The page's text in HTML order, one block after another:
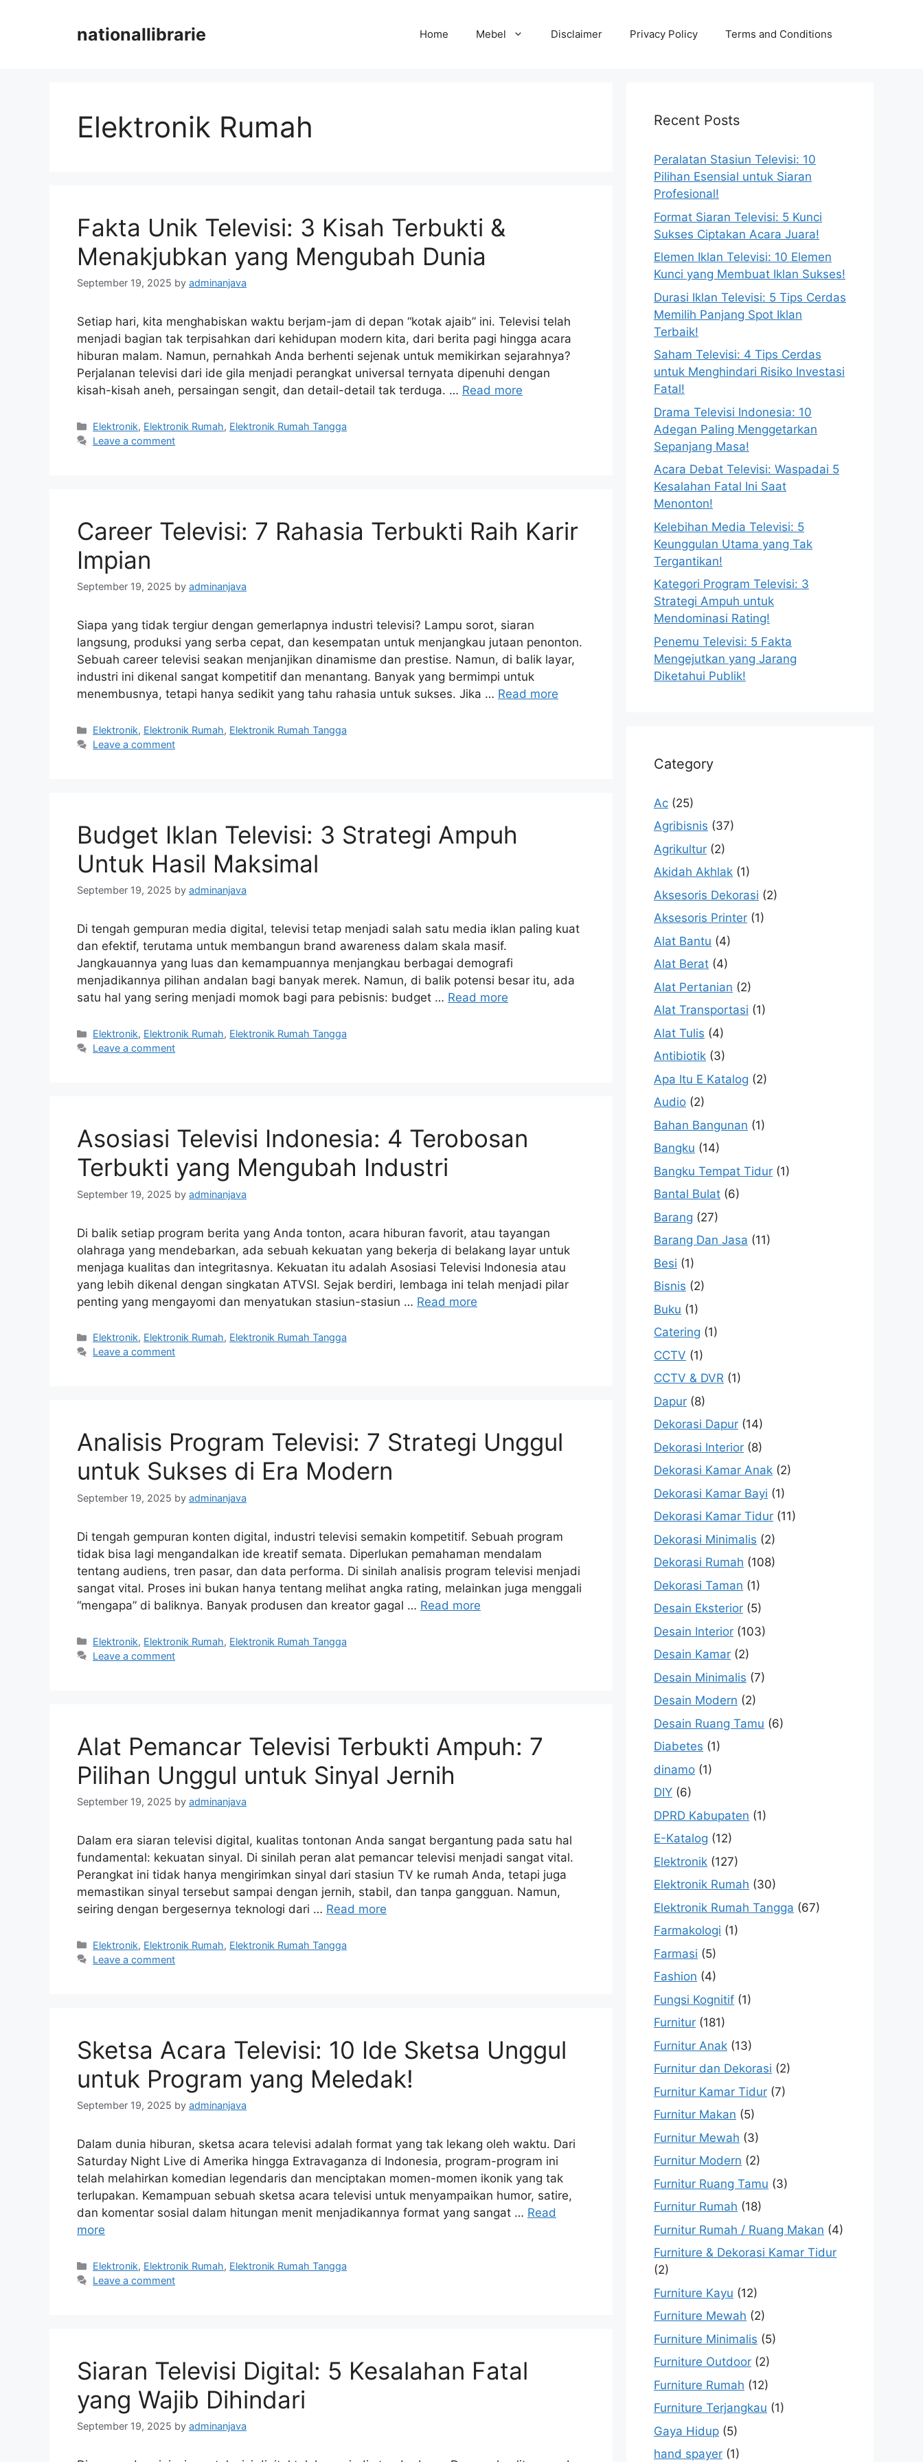
nationallibrarie Home Mebel Disclaimer Privacy Policy Terms and Conditions
Elektronik Rumah
Fakta Unik Televisi: 3 Kisah Terbukti &
Menakjubkan yang Mengubah Dunia
September 19, 2025 by adminanjava
Setiap hari, kita menghabiskan waktu berjam-jam di depan “kotak ajaib” ini. Televisi telah
menjadi bagian tak terpisahkan dari kehidupan modern kita, dari berita pagi hingga acara
hiburan malam. Namun, pernahkah Anda berhenti sejenak untuk memikirkan sejarahnya?
Perjalanan televisi dari ide gila menjadi perangkat universal ternyata dipenuhi dengan
kisah-kisah aneh, persaingan sengit, dan detail-detail tak terduga. … Read more
Categories
Elektronik, Elektronik Rumah, Elektronik Rumah Tangga
Leave a comment
Career Televisi: 7 Rahasia Terbukti Raih Karir
Impian
September 19, 2025 by adminanjava
Siapa yang tidak tergiur dengan gemerlapnya industri televisi? Lampu sorot, siaran
langsung, produksi yang serba cepat, dan kesempatan untuk menjangkau jutaan penonton.
Sebuah career televisi seakan menjanjikan dinamisme dan prestise. Namun, di balik layar,
industri ini dikenal sangat kompetitif dan menantang. Banyak yang bermimpi untuk
menembusnya, tetapi hanya sedikit yang tahu rahasia untuk sukses. Jika … Read more
Categories
Elektronik, Elektronik Rumah, Elektronik Rumah Tangga
Leave a comment
Budget Iklan Televisi: 3 Strategi Ampuh
Untuk Hasil Maksimal
September 19, 2025 by adminanjava
Di tengah gempuran media digital, televisi tetap menjadi salah satu media iklan paling kuat
dan efektif, terutama untuk membangun brand awareness dalam skala masif.
Jangkauannya yang luas dan kemampuannya menjangkau berbagai demografi
menjadikannya pilihan andalan bagi banyak merek. Namun, di balik potensi besar itu, ada
satu hal yang sering menjadi momok bagi para pebisnis: budget … Read more
Categories
Elektronik, Elektronik Rumah, Elektronik Rumah Tangga
Leave a comment
Asosiasi Televisi Indonesia: 4 Terobosan
Terbukti yang Mengubah Industri
September 19, 2025 by adminanjava
Di balik setiap program berita yang Anda tonton, acara hiburan favorit, atau tayangan
olahraga yang mendebarkan, ada sebuah kekuatan yang bekerja di belakang layar untuk
menjaga kualitas dan integritasnya. Kekuatan itu adalah Asosiasi Televisi Indonesia atau
yang lebih dikenal dengan singkatan ATVSI. Sejak berdiri, lembaga ini telah menjadi pilar
penting yang mengayomi dan menyatukan stasiun-stasiun … Read more
Categories
Elektronik, Elektronik Rumah, Elektronik Rumah Tangga
Leave a comment
Analisis Program Televisi: 7 Strategi Unggul
untuk Sukses di Era Modern
September 19, 2025 by adminanjava
Di tengah gempuran konten digital, industri televisi semakin kompetitif. Sebuah program
tidak bisa lagi mengandalkan ide kreatif semata. Diperlukan pemahaman mendalam
tentang audiens, tren pasar, dan data performa. Di sinilah analisis program televisi menjadi
sangat vital. Proses ini bukan hanya tentang melihat angka rating, melainkan juga menggali
“mengapa” di baliknya. Banyak produsen dan kreator gagal … Read more
Categories
Elektronik, Elektronik Rumah, Elektronik Rumah Tangga
Leave a comment
Alat Pemancar Televisi Terbukti Ampuh: 7
Pilihan Unggul untuk Sinyal Jernih
September 19, 2025 by adminanjava
Dalam era siaran televisi digital, kualitas tontonan Anda sangat bergantung pada satu hal
fundamental: kekuatan sinyal. Di sinilah peran alat pemancar televisi menjadi sangat vital.
Perangkat ini tidak hanya mengirimkan sinyal dari stasiun TV ke rumah Anda, tetapi juga
memastikan sinyal tersebut sampai dengan jernih, stabil, dan tanpa gangguan. Namun,
seiring dengan bergesernya teknologi dari … Read more
Categories
Elektronik, Elektronik Rumah, Elektronik Rumah Tangga
Leave a comment
Sketsa Acara Televisi: 10 Ide Sketsa Unggul
untuk Program yang Meledak!
September 19, 2025 by adminanjava
Dalam dunia hiburan, sketsa acara televisi adalah format yang tak lekang oleh waktu. Dari
Saturday Night Live di Amerika hingga Extravaganza di Indonesia, program-program ini
telah melahirkan komedian legendaris dan menciptakan momen-momen ikonik yang tak
terlupakan. Kemampuan sebuah sketsa acara televisi untuk menyampaikan humor, satire,
dan komentar sosial dalam hitungan menit menjadikannya format yang sangat … Read
more
Categories
Elektronik, Elektronik Rumah, Elektronik Rumah Tangga
Leave a comment
Siaran Televisi Digital: 5 Kesalahan Fatal
yang Wajib Dihindari
September 19, 2025 by adminanjava
Recent Posts
Peralatan Stasiun Televisi: 10
Pilihan Esensial untuk Siaran
Profesional!
Format Siaran Televisi: 5 Kunci
Sukses Ciptakan Acara Juara!
Elemen Iklan Televisi: 10 Elemen
Kunci yang Membuat Iklan Sukses!
Durasi Iklan Televisi: 5 Tips Cerdas
Memilih Panjang Spot Iklan
Terbaik!
Saham Televisi: 4 Tips Cerdas
untuk Menghindari Risiko Investasi
Fatal!
Drama Televisi Indonesia: 10
Adegan Paling Menggetarkan
Sepanjang Masa!
Acara Debat Televisi: Waspadai 5
Kesalahan Fatal Ini Saat
Menonton!
Kelebihan Media Televisi: 5
Keunggulan Utama yang Tak
Tergantikan!
Kategori Program Televisi: 3
Strategi Ampuh untuk
Mendominasi Rating!
Penemu Televisi: 5 Fakta
Mengejutkan yang Jarang
Diketahui Publik!
Category
Ac (25)
Agribisnis (37)
Agrikultur (2)
Akidah Akhlak (1)
Aksesoris Dekorasi (2)
Aksesoris Printer (1)
Alat Bantu (4)
Alat Berat (4)
Alat Pertanian (2)
Alat Transportasi (1)
Alat Tulis (4)
Antibiotik (3)
Apa Itu E Katalog (2)
Audio (2)
Bahan Bangunan (1)
Bangku (14)
Bangku Tempat Tidur (1)
Bantal Bulat (6)
Barang (27)
Barang Dan Jasa (11)
Besi (1)
Bisnis (2)
Buku (1)
Catering (1)
CCTV (1)
CCTV & DVR (1)
Dapur (8)
Dekorasi Dapur (14)
Dekorasi Interior (8)
Dekorasi Kamar Anak (2)
Dekorasi Kamar Bayi (1)
Dekorasi Kamar Tidur (11)
Dekorasi Minimalis (2)
Dekorasi Rumah (108)
Dekorasi Taman (1)
Desain Eksterior (5)
Desain Interior (103)
Desain Kamar (2)
Desain Minimalis (7)
Desain Modern (2)
Desain Ruang Tamu (6)
Diabetes (1)
dinamo (1)
DIY (6)
DPRD Kabupaten (1)
E-Katalog (12)
Elektronik (127)
Elektronik Rumah (30)
Elektronik Rumah Tangga (67)
Farmakologi (1)
Farmasi (5)
Fashion (4)
Fungsi Kognitif (1)
Furnitur (181)
Furnitur Anak (13)
Furnitur dan Dekorasi (2)
Furnitur Kamar Tidur (7)
Furnitur Makan (5)
Furnitur Mewah (3)
Furnitur Modern (2)
Furnitur Ruang Tamu (3)
Furnitur Rumah (18)
Furnitur Rumah / Ruang Makan (4)
Furniture & Dekorasi Kamar Tidur
(2)
Furniture Kayu (12)
Furniture Mewah (2)
Furniture Minimalis (5)
Furniture Outdoor (2)
Furniture Rumah (12)
Furniture Terjangkau (1)
Gaya Hidup (5)
hand spayer (1)